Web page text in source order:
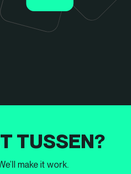
TUSSEN?
make it work.